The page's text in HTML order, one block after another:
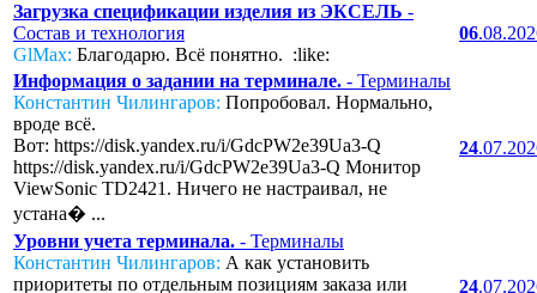
Загрузка спецификации изделия из ЭКСЕЛЬ -
Состав и технология
GlMax: Благодарю. Всё понятно. :like:
06
Информация о задании на терминале. - Терминалы
Константин Чилингаров: Попробовал. Нормально,
вроде всё.
Вот: https://disk.yandex.ru/i/GdcPW2e39Ua3-Q
https://disk.yandex.ru/i/GdcPW2e39Ua3-Q Монитор
ViewSonic TD2421. Ничего не настраивал, не
устана� ...
24
Уровни учета терминала. - Терминалы
Константин Чилингаров: А как установить
приоритеты по отдельным позициям заказа или
24